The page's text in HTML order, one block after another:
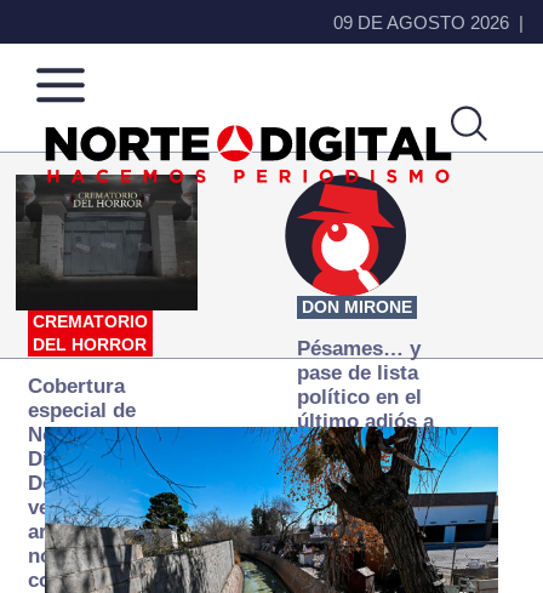
09 DE AGOSTO 2026
Norte
de
Ciudad
Más
que
noticias,
hacemos periodismo
CREMATORIO
DEL HORROR
Cobertura
especial de
Norte
Digital:
Donde la
verdad
arde… pero
no se
consume
DON MIRONE
Pésames… y
pase de lista
político en el
último adiós a
Papá Grande